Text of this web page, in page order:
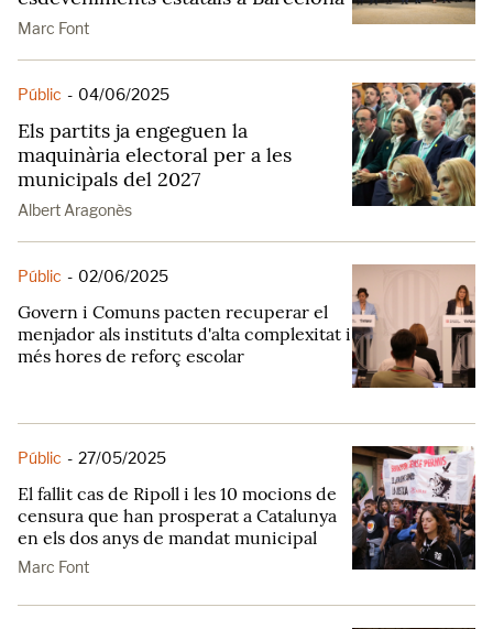
Marc Font
Públic - 04/06/2025
Els partits ja engeguen la
maquinària electoral per a les
municipals del 2027
Albert Aragonès
Públic - 02/06/2025
Govern i Comuns pacten recuperar el
menjador als instituts d'alta complexitat i
més hores de reforç escolar
Públic - 27/05/2025
El fallit cas de Ripoll i les 10 mocions de
censura que han prosperat a Catalunya
en els dos anys de mandat municipal
Marc Font